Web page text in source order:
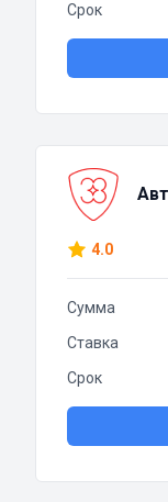
Срок
4.0
Сумма
Ставка
Срок